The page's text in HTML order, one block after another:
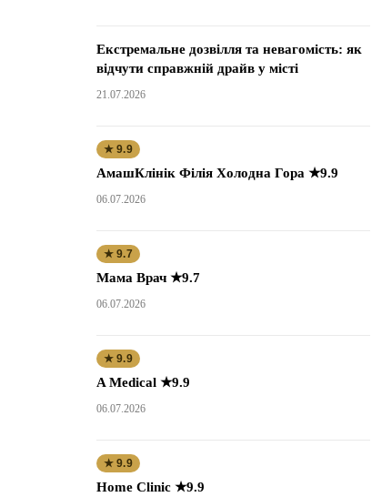
Екстремальне дозвілля та невагомість: як
відчути справжній драйв у місті
21.07.2026
★ 9.9
АмашКлінік Філія Холодна Гора ★9.9
06.07.2026
★ 9.7
Мама Врач ★9.7
06.07.2026
★ 9.9
A Medical ★9.9
06.07.2026
★ 9.9
Home Clinic ★9.9